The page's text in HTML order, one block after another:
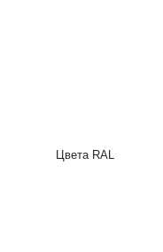
Цвета RAL